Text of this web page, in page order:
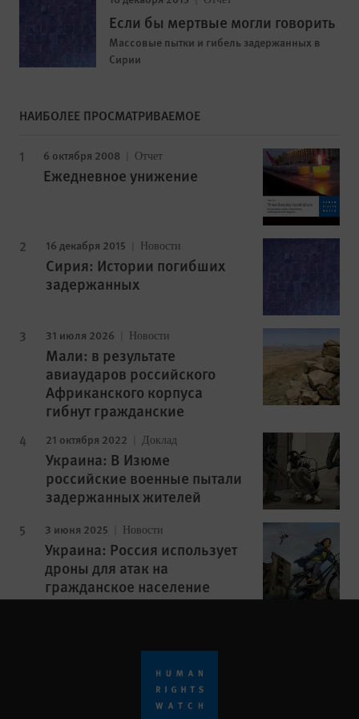
Если бы мертвые могли говорить
Массовые пытки и гибель задержанных в
Сирии
НАИБОЛЕЕ ПРОСМАТРИВАЕМОЕ
6 октября 2008 Отчет
Ежедневное унижение
16 декабря 2015 Новости
Сирия: Истории погибших
задержанных
31 июля 2026 Новости
Мали: в результате
авиаударов российского
Африканского корпуса
гибнут гражданские
21 октября 2022 Доклад
Украина: В Изюме
российские военные пытали
задержанных жителей
3 июня 2025 Новости
Украина: Россия использует
дроны для атак на
гражданское население